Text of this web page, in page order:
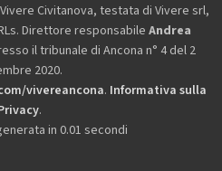
Civitanova, testata di Vivere srl,
Direttore responsabile Andrea
il tribunale di Ancona n° 4 del 2
2020.
vivereancona. Informativa sulla
.
in 0.01 secondi